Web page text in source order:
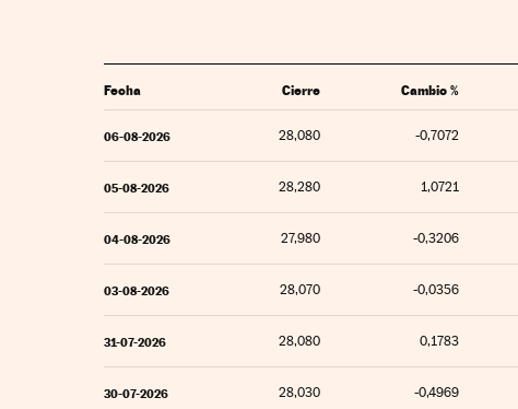
Fecha Cierre Cambio %
06-08-2026 28,080 -0,7072
05-08-2026 28,280 1,0721
04-08-2026 27,980 -0,3206
03-08-2026 28,070 -0,0356
31-07-2026 28,080 0,1783
30-07-2026 28,030 -0,4969